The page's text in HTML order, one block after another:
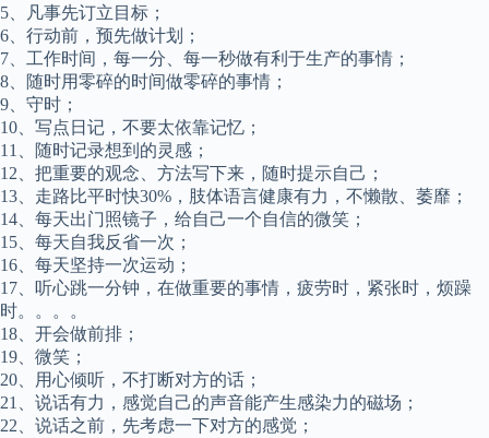
5、凡事先订立目标；
6、行动前，预先做计划；
7、工作时间，每一分、每一秒做有利于生产的事情；
8、随时用零碎的时间做零碎的事情；
9、守时；
10、写点日记，不要太依靠记忆；
11、随时记录想到的灵感；
12、把重要的观念、方法写下来，随时提示自己；
13、走路比平时快30%，肢体语言健康有力，不懒散、萎靡；
14、每天出门照镜子，给自己一个自信的微笑；
15、每天自我反省一次；
16、每天坚持一次运动；
17、听心跳一分钟，在做重要的事情，疲劳时，紧张时，烦躁
时。。。。
18、开会做前排；
19、微笑；
20、用心倾听，不打断对方的话；
21、说话有力，感觉自己的声音能产生感染力的磁场；
22、说话之前，先考虑一下对方的感觉；